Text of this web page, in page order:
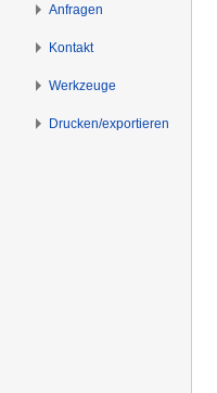
Anfragen
Kontakt
Werkzeuge
Drucken/­exportieren